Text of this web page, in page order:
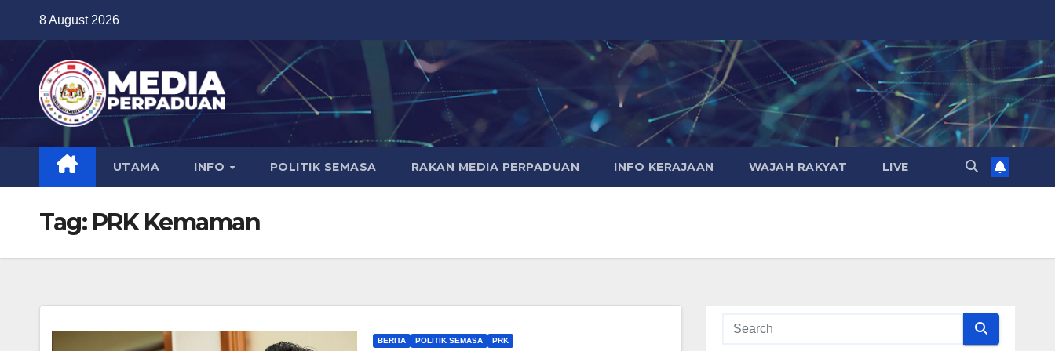
content
8 August 2026
UTAMA INFO POLITIK SEMASA RAKAN MEDIA PERPADUAN INFO KERAJAAN WAJAH RAKYAT LIVE
Tag: PRK Kemaman
BERITA POLITIK SEMASA PRK